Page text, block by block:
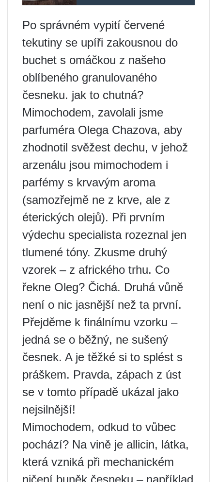
Po správném vypití červené
tekutiny se upíři zakousnou do
buchet s omáčkou z našeho
oblíbeného granulovaného
česneku. jak to chutná?
Mimochodem, zavolali jsme
parfuméra Olega Chazova, aby
zhodnotil svěžest dechu, v jehož
arzenálu jsou mimochodem i
parfémy s krvavým aroma
(samozřejmě ne z krve, ale z
éterických olejů). Při prvním
výdechu specialista rozeznal jen
tlumené tóny. Zkusme druhý
vzorek – z afrického trhu. Co
řekne Oleg? Čichá. Druhá vůně
není o nic jasnější než ta první.
Přejděme k finálnímu vzorku –
jedná se o běžný, ne sušený
česnek. A je těžké si to splést s
práškem. Pravda, zápach z úst
se v tomto případě ukázal jako
nejsilnější!
Mimochodem, odkud to vůbec
pochází? Na vině je allicin, látka,
která vzniká při mechanickém
ničení buněk česneku – například